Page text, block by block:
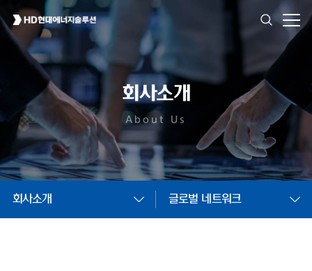
회사소개
About Us
회사소개 글로벌 네트워크